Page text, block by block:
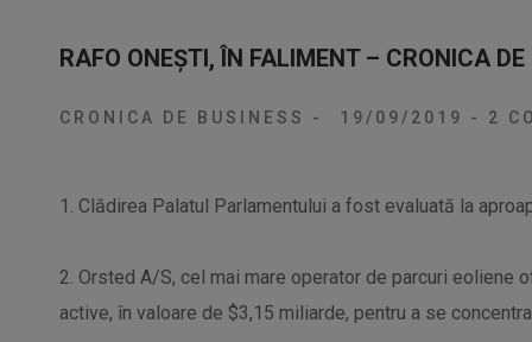
RAFO ONEȘTI, ÎN FALIMENT – CRONICA
CRONICA DE BUSINESS - 19/09/2019 - 2
1. Clădirea Palatul Parlamentului a fost evaluată la
2. Orsted A/S, cel mai mare operator de parcuri eoliene
active, în valoare de $3,15 miliarde, pentru a se